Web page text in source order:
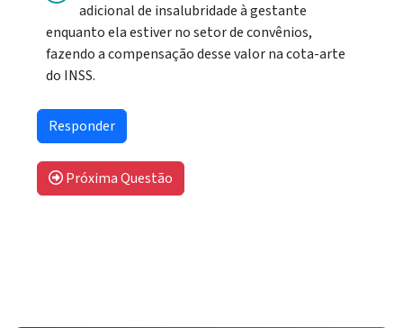
adicional de insalubridade à gestante
enquanto ela estiver no setor de convênios,
fazendo a compensação desse valor na cota-arte
do INSS.
Próxima Questão